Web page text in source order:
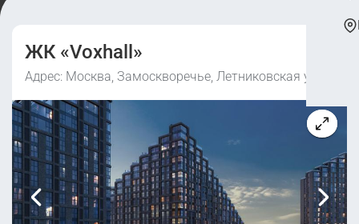
ЖК «Voxhall»
Адрес: Москва, Замоскворечье, Летниковская ул., 4